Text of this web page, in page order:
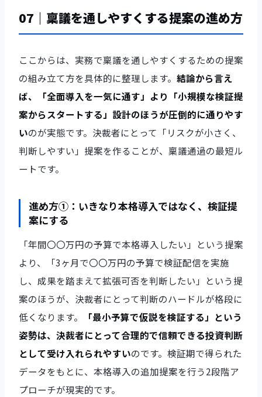
07｜稟議を通しやすくする提案の進め方
ここからは、実務で稟議を通しやすくするための提案
の組み立て方を具体的に整理します。 結論から言え
ば、「全面導入を一気に通す」より「小規模な検証提
案からスタートする」設計のほうが圧倒的に通りやす
いのが実態です。決裁者にとって「リスクが小さく、
判断しやすい」提案を作ることが、稟議通過の最短ル
ートです。
進め方①：いきなり本格導入ではなく、検証提
案にする
「年間〇〇万円の予算で本格導入したい」という提案
より、「3ヶ月で〇〇万円の予算で検証配信を実施
し、成果を踏まえて拡張可否を判断したい」という提
案のほうが、決裁者にとって判断のハードルが格段に
低くなります。
「最小予算で仮説を検証する」という
姿勢は、決裁者にとって合理的で信頼できる投資判断
として受け入れられやすいのです。検証期で得られた
データをもとに、本格導入の追加提案を行う2段階ア
プローチが現実的です。